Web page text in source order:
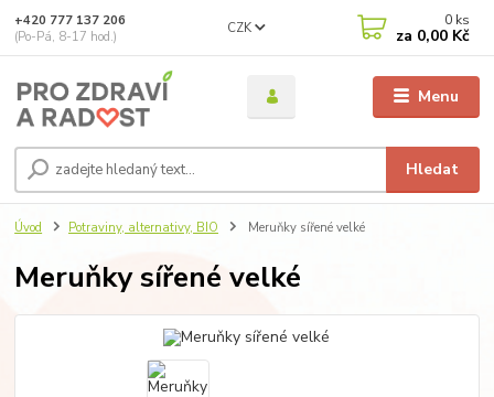
Menu
CZK
Hledat
+420 777 137 206
(Po-Pá, 8-17 hod.)
0 ks
za 0,00 Kč
Úvod Potraviny, alternativy, BIO Meruňky sířené velké
Meruňky sířené velké